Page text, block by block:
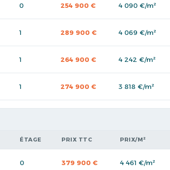
0 254 900 € 4 090 €/m²
1 289 900 € 4 069 €/m²
1 264 900 € 4 242 €/m²
1 274 900 € 3 818 €/m²
ÉTAGE PRIX TTC PRIX/M²
0 379 900 € 4 461 €/m²